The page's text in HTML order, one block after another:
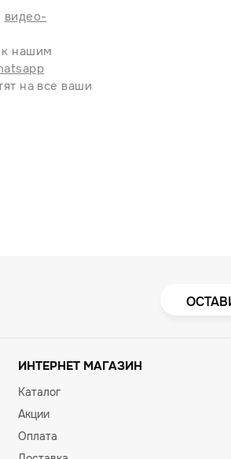
видео-
к нашим
на все ваши
ИНТЕРНЕТ МАГАЗИН
Каталог
Акции
Оплата